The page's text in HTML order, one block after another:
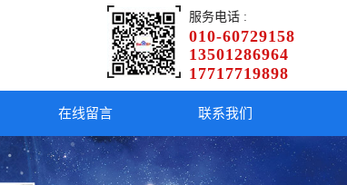
服务电话 :
010-60729158
13501286964
17717719898
在线留言 联系我们